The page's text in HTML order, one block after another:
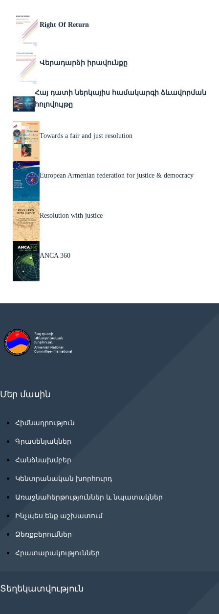
Right Of Return
Վերադարձի իրավունքը
Հայ դատի ներկայիս համակարգի ձևավորման
հոլովույթը
Towards a fair and just resolution
European Armenian federation for justice & democracy
Resolution with justice
ANCA 360
Մեր մասին
Հիմնադրություն
Գրասենյակներ
Հանձնախմբեր
Կենտրանական խորհուրդ
Առաջնահերթություններ և նպատակներ
Ինչպես ենք աշխատում
Ձեռքբերումներ
Հրատարակություններ
Տեղեկատվություն